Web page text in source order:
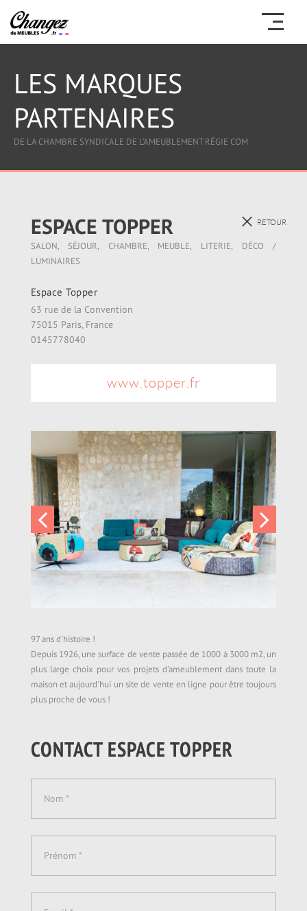
LES MARQUES
PARTENAIRES
DE LA CHAMBRE SYNDICALE DE L'AMEUBLEMENT RÉGIE COM
RETOUR
ESPACE TOPPER
SALON, SÉJOUR, CHAMBRE, MEUBLE, LITERIE, DÉCO /
LUMINAIRES
Espace Topper
63 rue de la Convention
75015 Paris, France
0145778040
www.topper.fr
97 ans d'histoire !
Depuis 1926, une surface de vente passée de 1000 à 3000 m2, un
plus large choix pour vos projets d'ameublement dans toute la
maison et aujourd'hui un site de vente en ligne pour être toujours
plus proche de vous !
CONTACT ESPACE TOPPER